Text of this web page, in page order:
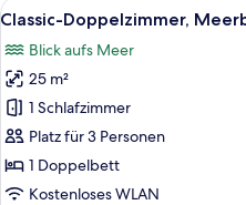
Alle
Fotos
für
Classic-
Doppelzimmer,
Meerblick
(2
Adults
1
Classic-Doppelzimmer,
Blick aufs Meer
25 m²
1 Schlafzimmer
Platz für 3 Personen
1 Doppelbett
Kostenloses WLAN